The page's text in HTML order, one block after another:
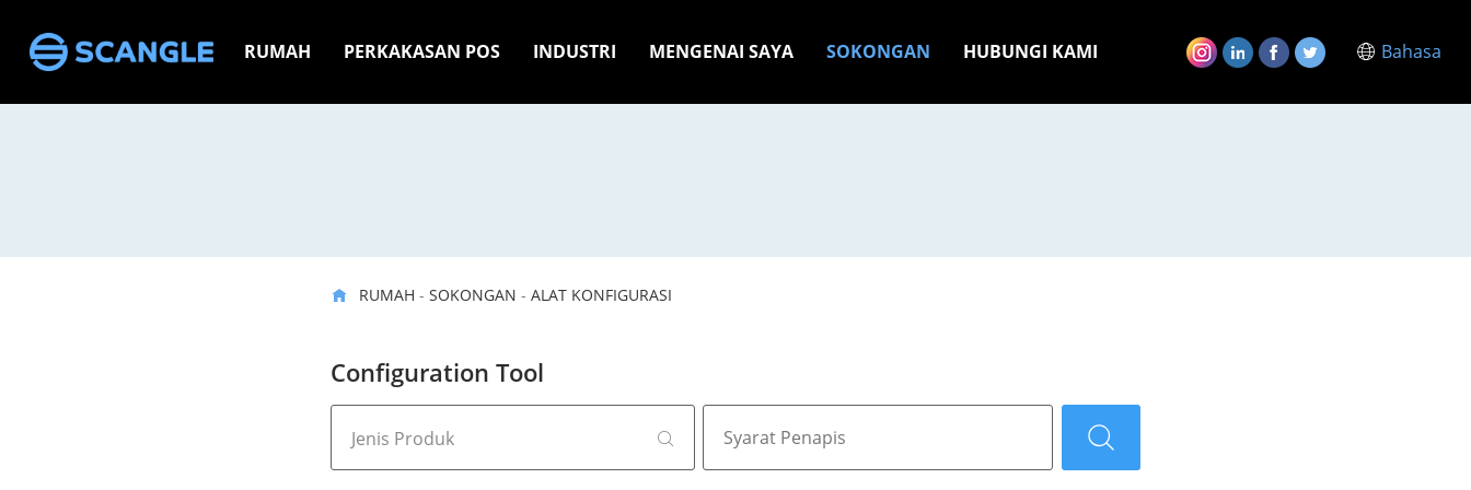
RUMAH PERKAKASAN POS INDUSTRI MENGENAI SAYA SOKONGAN HUBUNGI KAMI Bahasa
RUMAH -SOKONGAN -ALAT KONFIGURASI
Configuration Tool
Jenis Produk